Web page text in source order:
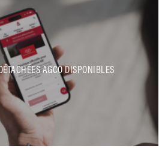
AGCO DISPONIBLES